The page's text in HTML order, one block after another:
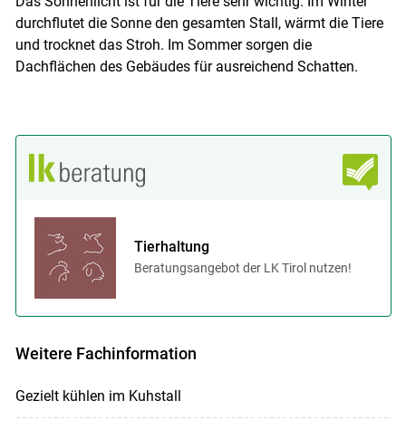
durchflutet die Sonne den gesamten Stall, wärmt die Tiere
und trocknet das Stroh. Im Sommer sorgen die
Dachflächen des Gebäudes für ausreichend Schatten.
Tierhaltung
Beratungsangebot der LK Tirol nutzen!
Weitere Fachinformation
Gezielt kühlen im Kuhstall